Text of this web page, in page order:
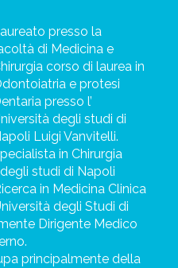
presso la
di Medicina e
corso di laurea in
e protesi
presso l’
degli studi di
Luigi Vanvitelli.
in Chirurgia
studi di Napoli
in Medicina Clinica
degli Studi di
Dirigente Medico
principalmente della